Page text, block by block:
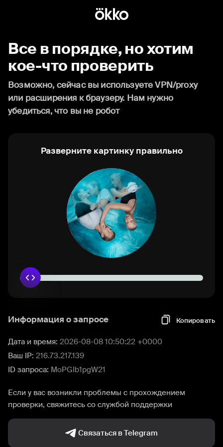
Все в порядке, но хотим
кое-что проверить
Возможно, сейчас вы используете VPN/proxy
или расширения к браузеру. Нам нужно
убедиться, что вы не робот
Разверните картинку правильно
Информация о запросе Копировать
Дата и время: 2026-08-08 10:50:22 +0000
Ваш IP: 216.73.217.139
ID запроса: MoPGIb1pgW21
Если у вас возникли проблемы с прохождением
проверки, свяжитесь со службой поддержки
Связаться в Telegram